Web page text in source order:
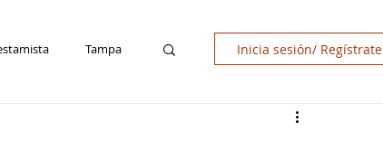
Tampa Inicia sesión/ Regístrate